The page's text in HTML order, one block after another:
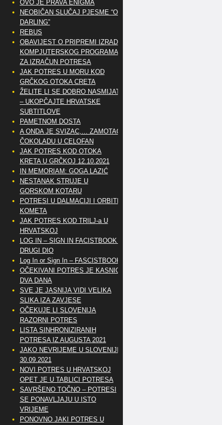
OVO JE PRAVA ENIGMA
NEOBIČAN SLUČAJ PJESME “OH
DARLING”
REBUS
OBAVIJEST O PRIPREMI IZRADE
KOMPJUTERSKOG PROGRAMA
ZA IZRAČUN POTRESA
JAK POTRES U MORU KOD
GRČKOG OTOKA CRETA
ŽELITE LI SE DOBRO NASMIJATI
– UKOPČAJTE HRVATSKE
SUBTITLOVE
PAMETNOM DOSTA
A ONDA JE SVIZAC,… ZAMOTAO
ČOKOLADU U CELOFAN
JAK POTRES KOD OTOKA
KRETA U GRČKOJ 12.10.2021
IN MEMORIAM: GOGA LAZIĆ
NESTANAK STRUJE U
GORSKOM KOTARU
POTRESI U DALMACIJI I ORBITE
KOMETA
JAK POTRES KOD TRILJ-a U
HRVATSKOJ
LOG IN – SIGN IN FACISTBOOK –
DRUGI DIO
Log In or Sign In – FASCISTBOOK
OČEKIVANI POTRES JE KASNIO
DVA DANA
SVE JE JASNIJA VIDI VELIKA
SLIKA IZA ZAVJESE
OČEKUJE LI SLOVENIJA
RAZORNI POTRES
LISTA SINHRONIZIRANIH
POTRESA IZ AUGUSTA 2021
JAKO NEVRIJEME U SLOVENIJI
30.09.2021
NOVI POTRES U HRVATSKOJ
OPET JE U TABLICI POTRESA
SAVRŠENO TOČNO – POTRESI
SE PONAVLJAJU U ISTO
VRIJEME
PONOVNO JAKI POTRES U